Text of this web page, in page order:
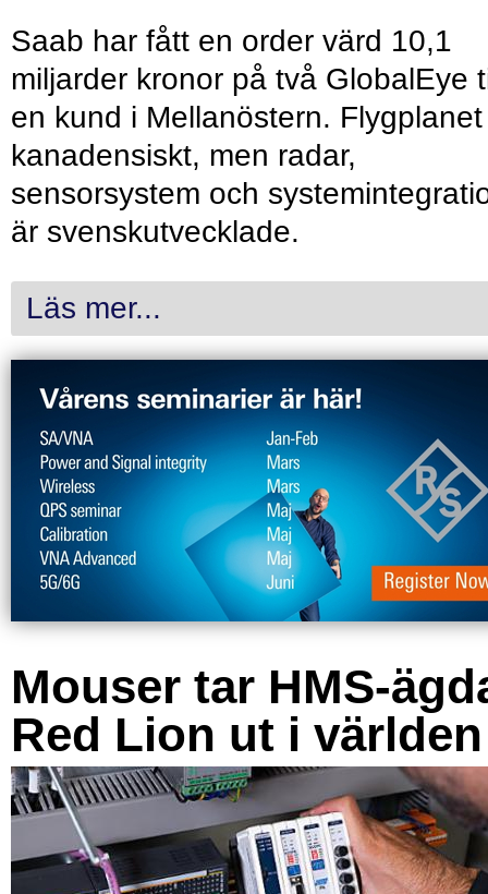
Saab har fått en order värd 10,1
miljarder kronor på två GlobalEye
en kund i Mellanöstern.
kanadensiskt, men radar,
sensorsystem och
är svenskutvecklade.
Läs mer...
Mouser tar HMS-
Red Lion ut i världen